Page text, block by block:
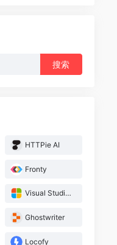
HTTPie AI
Fronty
Visual Studio IntelliCode
Ghostwriter
Locofy